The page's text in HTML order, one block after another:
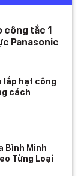
công tắc 1
Panasonic
lắp hạt công
cách
Bình Minh
Từng Loại